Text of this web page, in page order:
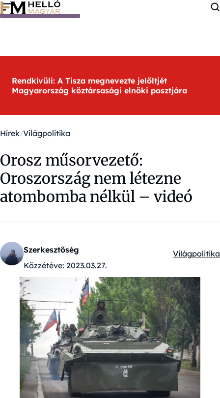
Ugrás a tartalomra
Rendkívüli: A Tisza megnevezte jelöltjét
Magyarország köztársasági elnöki posztjára
Hírek Világpolitika
Orosz műsorvezető:
Oroszország nem létezne
atombomba nélkül – videó
Szerkesztőség
Közzétéve: 2023.03.27.
Kategóriák:
Világpolitika